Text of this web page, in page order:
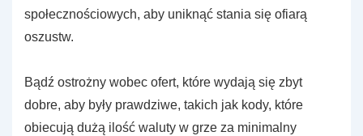
społecznościowych, aby uniknąć stania się ofiarą
oszustw.
Bądź ostrożny wobec ofert, które wydają się zbyt
dobre, aby były prawdziwe, takich jak kody, które
obiecują dużą ilość waluty w grze za minimalny